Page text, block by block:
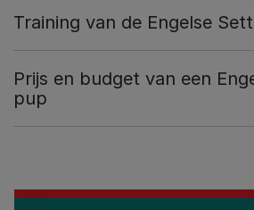
Training van de Engelse
Prijs en budget van een
pup